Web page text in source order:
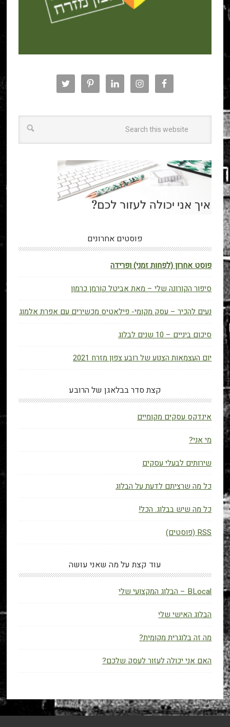
פוסטים אחרונים
פוסט אחרון (לפחות זמני) ופרידה
סיפור הקורונה שלי – מאת אביטל קורמן כרמון
נעים להכיר – עסק מקומי- פילאטיס מכשירים עם אפרת אלמוג
סיכום ביניים – 10 שנים לבלוג
יום העצמאות הצנוע של רובע צפון מזרח 2021
קצת סדר בבלאגן של הרובע
אינדקס עסקים מקומיים
מי אני?
שירותים לבעלי עסקים
כל מה שרציתם לדעת על הבלוג
כל מה שיש בבלוג. הכל!
RSS (פוסטים)
עוד קצת על מה שאני עושה
BLocal – הבלוג המקצועי שלי
הבלוג האישי שלי
מה זה בלוגרית מקומית?
האם אני יכולה לעזור לעסק שלכם?